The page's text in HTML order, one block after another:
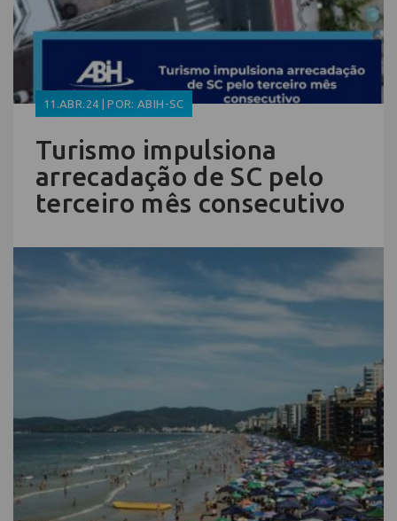
11.ABR.24 | POR: ABIH-SC
Turismo impulsiona
arrecadação de SC pelo
terceiro mês consecutivo